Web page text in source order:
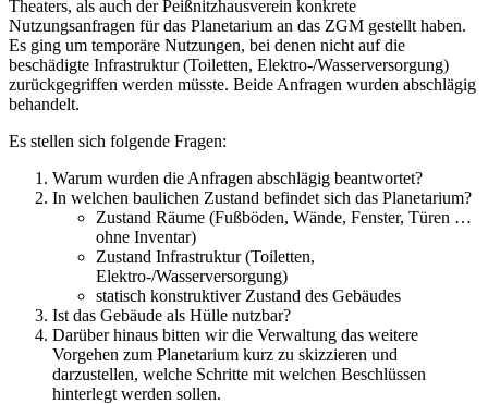
Theaters, als auch der Peißnitzhausverein konkrete
Nutzungsanfragen für das Planetarium an das ZGM gestellt haben.
Es ging um temporäre Nutzungen, bei denen nicht auf die
beschädigte Infrastruktur (Toiletten, Elektro-/Wasserversorgung)
zurückgegriffen werden müsste. Beide Anfragen wurden abschlägig
behandelt.
Es stellen sich folgende Fragen:
Warum wurden die Anfragen abschlägig beantwortet?
In welchen baulichen Zustand befindet sich das Planetarium?
Zustand Räume (Fußböden, Wände, Fenster, Türen …
ohne Inventar)
Zustand Infrastruktur (Toiletten,
Elektro-/Wasserversorgung)
statisch konstruktiver Zustand des Gebäudes
Ist das Gebäude als Hülle nutzbar?
Darüber hinaus bitten wir die Verwaltung das weitere
Vorgehen zum Planetarium kurz zu skizzieren und
darzustellen, welche Schritte mit welchen Beschlüssen
hinterlegt werden sollen.